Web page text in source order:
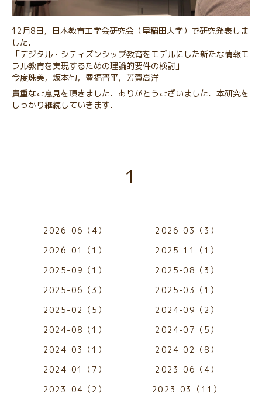
12月8日，日本教育工学会研究会（早稲田大学）で研究発表しま
した．
「デジタル・シティズンシップ教育をモデルにした新たな情報モ
ラル教育を実現するための理論的要件の検討」
今度珠美，坂本旬，豊福晋平，芳賀高洋
貴重なご意見を頂きました．ありがとうございました．本研究を
しっかり継続していきます．
1
2026-06（4）
2026-03（3）
2026-01（1）
2025-11（1）
2025-09（1）
2025-08（3）
2025-06（3）
2025-03（1）
2025-02（5）
2024-09（2）
2024-08（1）
2024-07（5）
2024-03（1）
2024-02（8）
2024-01（7）
2023-06（4）
2023-04（2）
2023-03（11）